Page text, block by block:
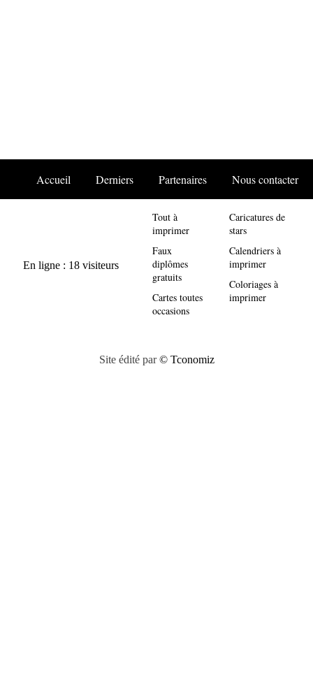
Accueil Derniers Partenaires Nous contacter
Tout à
imprimer
Faux
diplômes
gratuits
Cartes toutes
occasions
Caricatures de
stars
Calendriers à
imprimer
Coloriages à
imprimer
Site édité par© Tconomiz